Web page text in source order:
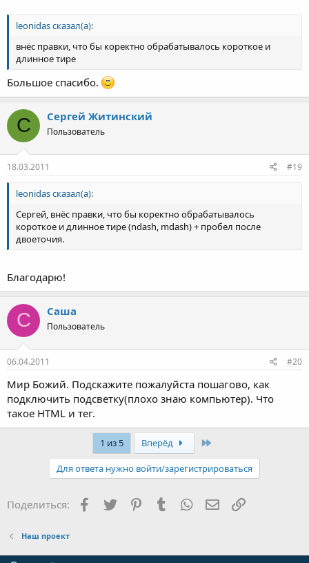
leonidas сказал(а):
внёс правки, что бы коректно обрабатывалось короткое и
длинное тире
Большое спасибо.
С Сергей Житинский
Пользователь
18.03.2011 #19
leonidas сказал(а):
Сергей, внёс правки, что бы коректно обрабатывалось
короткое и длинное тире (ndash, mdash) + пробел после
двоеточия.
Благодарю!
С Саша
Пользователь
06.04.2011 #20
Мир Божий. Подскажите пожалуйста пошагово, как
подключить подсветку(плохо знаю компьютер). Что
такое HTML и тег.
1 из 5 Вперёд
Для ответа нужно войти/зарегистрироваться
Поделиться: Facebook
Twitter PinterestTumblr WhatsAppЭлектронная
Наш проект